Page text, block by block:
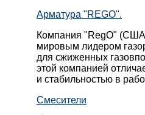
Арматура "REGO".
Компания "RegO"
мировым лидером
для сжиженных
этой компанией
и стабильностью в
Смесители